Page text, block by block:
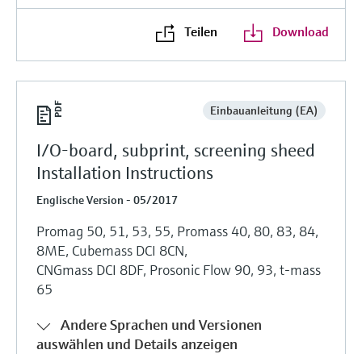
Teilen Download
Einbauanleitung (EA)
I/O-board, subprint, screening sheed
Installation Instructions
Englische Version - 05/2017
Promag 50, 51, 53, 55, Promass 40, 80, 83, 84,
8ME, Cubemass DCI 8CN,
CNGmass DCI 8DF, Prosonic Flow 90, 93, t-mass
65
Andere Sprachen und Versionen
auswählen und Details anzeigen